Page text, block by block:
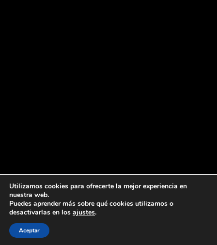
luctus nec ullamcorper mattis, pulvinar dapibus leo.
Política de privacidad
Utilizamos cookies para ofrecerte la mejor experiencia en
nuestra web.
Puedes aprender más sobre qué cookies utilizamos o
desactivarlas en los ajustes.
Aceptar